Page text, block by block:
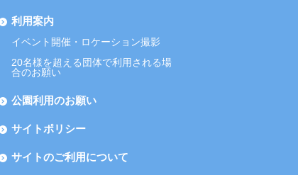
利用案内
イベント開催・ロケーション撮影
20名様を超える団体で利用される場
合のお願い
公園利用のお願い
サイトポリシー
サイトのご利用について